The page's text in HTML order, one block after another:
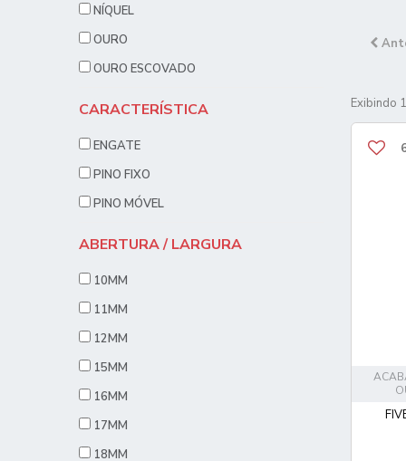
NÍQUEL
OURO
OURO ESCOVADO
CARACTERÍSTICA
ENGATE
PINO FIXO
PINO MÓVEL
ABERTURA / LARGURA
10MM
11MM
12MM
15MM
16MM
17MM
18MM
Exibindo